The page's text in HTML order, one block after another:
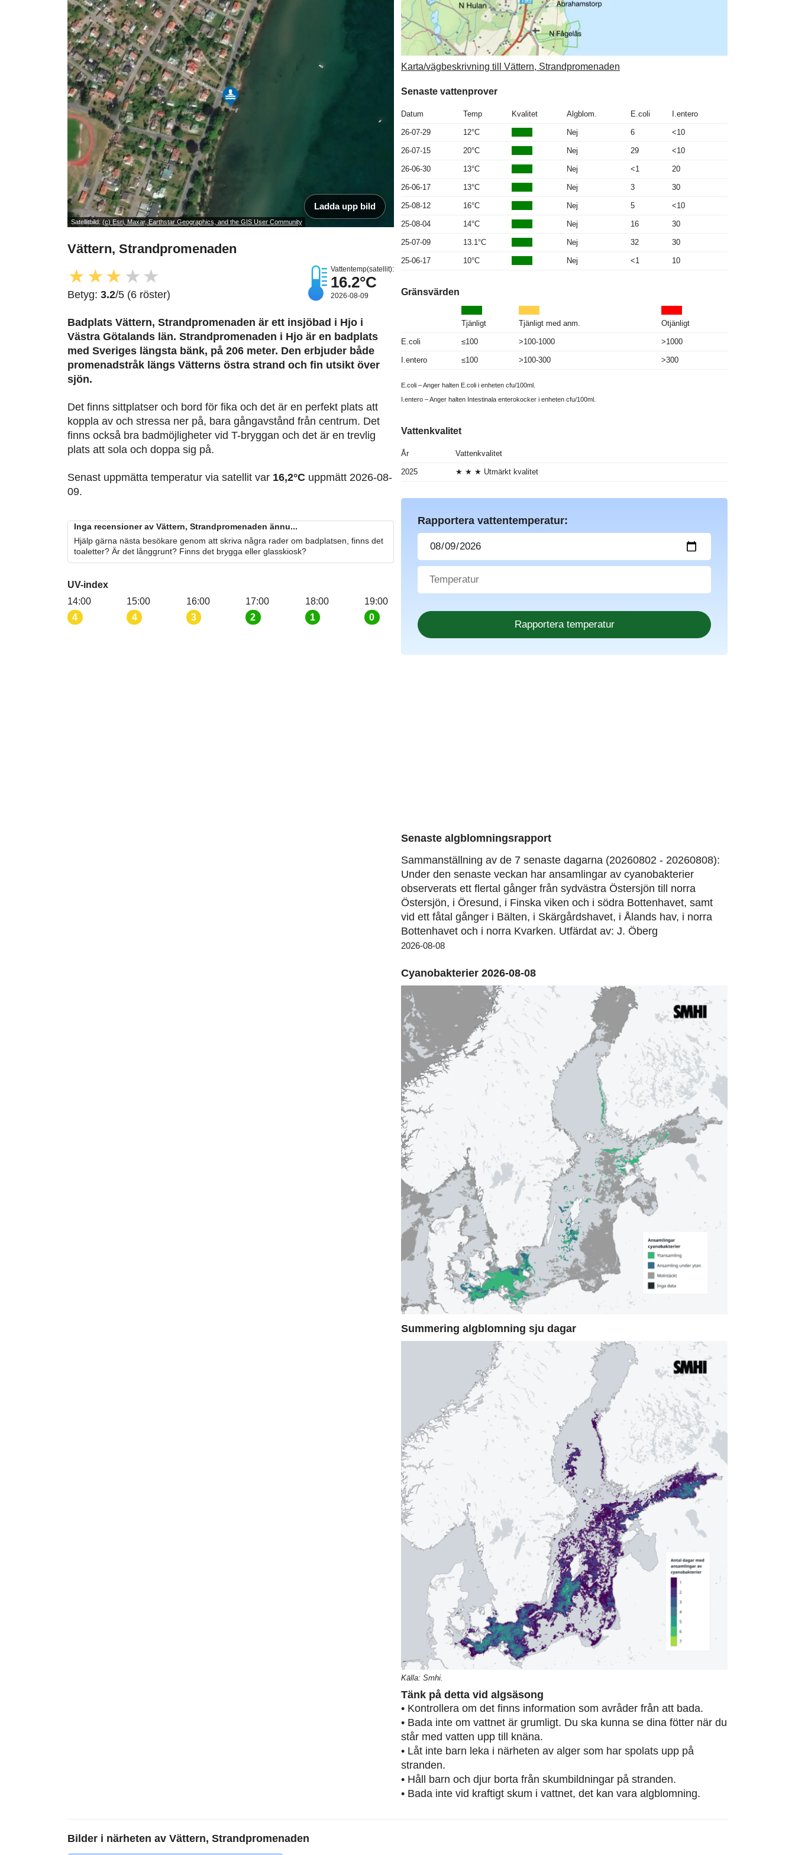
Satellitbild: (c) Esri, Maxar, Earthstar Geographics, and the GIS User Community
Ladda upp bild
Vättern, Strandpromenaden
★ ★★ ★ ★
Betyg: 3.2/5 (6 röster)
Vattentemp(satellit):
16.2°C
2026-08-09
Badplats Vättern, Strandpromenaden är ett insjöbad i Hjo i
Västra Götalands län. Strandpromenaden i Hjo är en badplats
med Sveriges längsta bänk, på 206 meter. Den erbjuder både
promenadstråk längs Vätterns östra strand och fin utsikt över
sjön.
Det finns sittplatser och bord för fika och det är en perfekt plats att
koppla av och stressa ner på, bara gångavstånd från centrum. Det
finns också bra badmöjligheter vid T-bryggan och det är en trevlig
plats att sola och doppa sig på.
Senast uppmätta temperatur via satellit var 16,2°C uppmätt 2026-08-
09.
Inga recensioner av Vättern, Strandpromenaden ännu...
Hjälp gärna nästa besökare genom att skriva några rader om badplatsen, finns det
toaletter? Är det långgrunt? Finns det brygga eller glasskiosk?
UV-index
14:00
4
15:00
4
16:00
3
17:00
2
18:00
1
19:00
0
Karta/vägbeskrivning till Vättern, Strandpromenaden
Senaste vattenprover
Datum Temp Kvalitet Algblom. E.coli I.entero
26-07-29 12°C Nej 6 <10
26-07-15 20°C Nej 29 <10
26-06-30 13°C Nej <1 20
26-06-17 13°C Nej 3 30
25-08-12 16°C Nej 5 <10
25-08-04 14°C Nej 16 30
25-07-09 13.1°C Nej 32 30
25-06-17 10°C Nej <1 10
Gränsvärden
Tjänligt Tjänligt med anm. Otjänligt
E.coli ≤100 >100-1000 >1000
I.entero ≤100 >100-300 >300
E.coli – Anger halten E.coli i enheten cfu/100ml.
I.entero – Anger halten Intestinala enterokocker i enheten cfu/100ml.
Vattenkvalitet
År Vattenkvalitet
2025 ★ ★ ★ Utmärkt kvalitet
Rapportera vattentemperatur:
Senaste algblomningsrapport
Sammanställning av de 7 senaste dagarna (20260802 - 20260808):
Under den senaste veckan har ansamlingar av cyanobakterier
observerats ett flertal gånger från sydvästra Östersjön till norra
Östersjön, i Öresund, i Finska viken och i södra Bottenhavet, samt
vid ett fåtal gånger i Bälten, i Skärgårdshavet, i Ålands hav, i norra
Bottenhavet och i norra Kvarken. Utfärdat av: J. Öberg
2026-08-08
Cyanobakterier 2026-08-08
Summering algblomning sju dagar
Källa: Smhi.
Tänk på detta vid algsäsong
• Kontrollera om det finns information som avråder från att bada.
• Bada inte om vattnet är grumligt. Du ska kunna se dina fötter när du
står med vatten upp till knäna.
• Låt inte barn leka i närheten av alger som har spolats upp på
stranden.
• Håll barn och djur borta från skumbildningar på stranden.
• Bada inte vid kraftigt skum i vattnet, det kan vara algblomning.
Bilder i närheten av Vättern, Strandpromenaden